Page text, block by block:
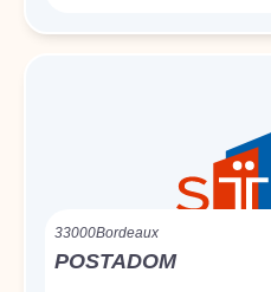
33000Bordeaux
POSTADOM